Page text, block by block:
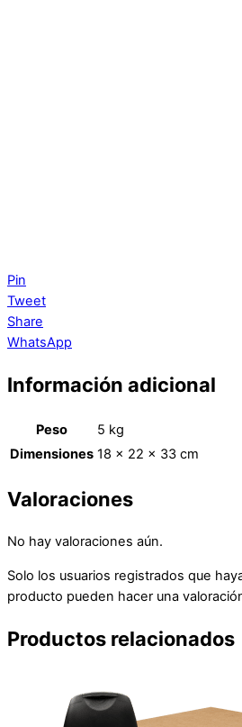
Pin
Tweet
Share
WhatsApp
Información adicional
Peso
5 kg
Dimensiones 18 × 22 × 33 cm
Valoraciones
No hay valoraciones aún.
Solo los usuarios registrados que
producto pueden hacer una
Productos relacionados